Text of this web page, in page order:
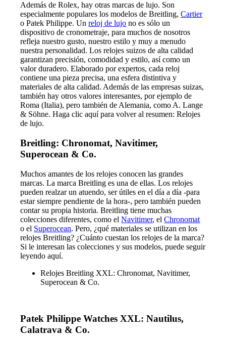
Además de Rolex, hay otras marcas de lujo. Son
especialmente populares los modelos deBreitling, Cartier
oPatek Philippe. Unreloj de lujo no es sólo un
dispositivo de cronometraje, para muchos de nosotros
refleja nuestro gusto, nuestro estilo y muy a menudo
nuestra personalidad. Los relojes suizos de alta calidad
garantizan precisión, comodidad y estilo, así como un
valor duradero. Elaborado por expertos, cada reloj
contiene una pieza precisa, una esfera distintiva y
materiales de alta calidad. Además de las empresas suizas,
también hay otros valores interesantes, por ejemplo de
Roma (Italia), pero también de Alemania, como A. Lange
& Söhne. Haga clic aquí para volver al resumen:Relojes
de lujo.
Breitling: Chronomat, Navitimer,
Superocean & Co.
Muchos amantes de los relojes conocen las grandes
marcas. La marca Breitling es una de ellas. Los relojes
pueden realzar un atuendo, ser útiles en el día a día -para
estar siempre pendiente de la hora-, pero también pueden
contar su propia historia. Breitling tiene muchas
colecciones diferentes, como elNavitimer, elChronomat
o el Superocean. Pero, ¿qué materiales se utilizan en los
relojes Breitling? ¿Cuánto cuestan los relojes de la marca?
Si le interesan las colecciones y sus modelos, puede seguir
leyendo aquí.
Relojes Breitling XXL: Chronomat, Navitimer,
Superocean & Co.
Patek Philippe Watches XXL: Nautilus,
Calatrava & Co.